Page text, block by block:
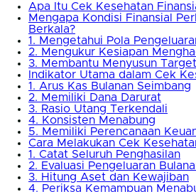
Apa Itu Cek Kesehatan
Mengapa Kondisi Finansial
Berkala?
1. Mengetahui Pola
2. Mengukur Kesiapan
3. Membantu Menyusun
Indikator Utama dalam Cek
1. Arus Kas Bulanan Seimbang
2. Memiliki Dana Darurat
3. Rasio Utang Terkendali
4. Konsisten Menabung
5. Memiliki Perencanaan
Cara Melakukan Cek
1. Catat Seluruh Penghasilan
2. Evaluasi Pengeluaran
3. Hitung Aset dan Kewajiban
4. Periksa Kemampuan